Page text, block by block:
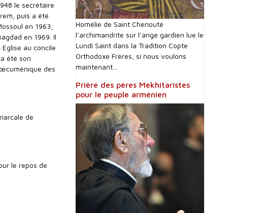
le secrétaire
puis a été
en 1963,
en 1969. Il
au concile
été son
des
de
le repos de
Homélie de Saint Chenouté
l’archimandrite sur l’ange gardien lue le
Lundi Saint dans la Tradition Copte
Orthodoxe Frères, si nous voulons
maintenant...
Prière des pères Mekhitaristes
pour le peuple arménien